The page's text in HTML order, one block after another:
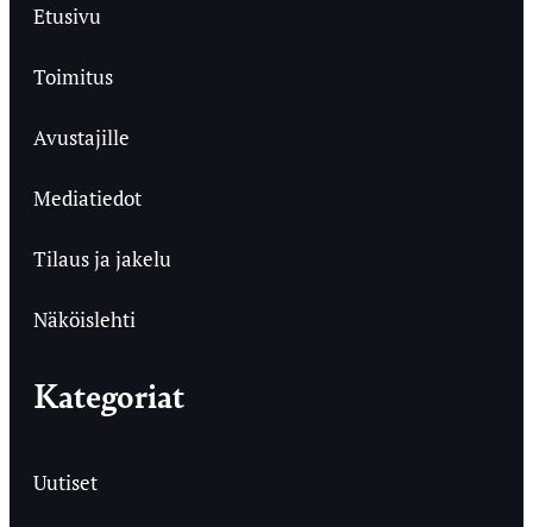
Etusivu
Toimitus
Avustajille
Mediatiedot
Tilaus ja jakelu
Näköislehti
Kategoriat
Uutiset